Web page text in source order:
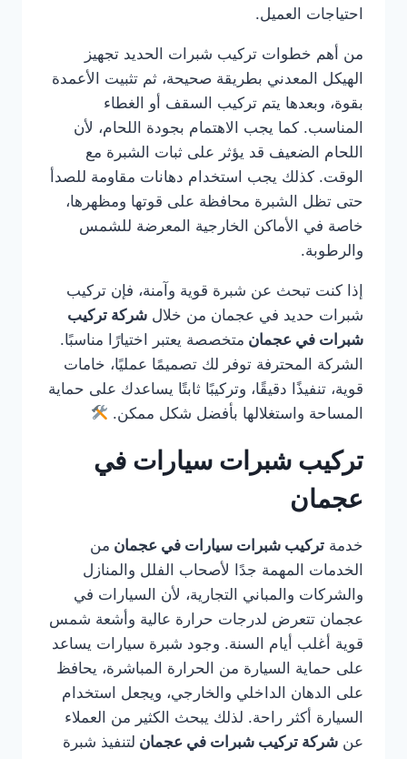
احتياجات العميل.
من أهم خطوات تركيب شبرات الحديد تجهيز
الهيكل المعدني بطريقة صحيحة، ثم تثبيت الأعمدة
بقوة، وبعدها يتم تركيب السقف أو الغطاء
المناسب. كما يجب الاهتمام بجودة اللحام، لأن
اللحام الضعيف قد يؤثر على ثبات الشبرة مع
الوقت. كذلك يجب استخدام دهانات مقاومة للصدأ
حتى تظل الشبرة محافظة على قوتها ومظهرها،
خاصة في الأماكن الخارجية المعرضة للشمس
والرطوبة.
إذا كنت تبحث عن شبرة قوية وآمنة، فإن تركيب
شبرات حديد في عجمان من خلال شركة تركيب
شبرات في عجمان متخصصة يعتبر اختيارًا مناسبًا.
الشركة المحترفة توفر لك تصميمًا عمليًا، خامات
قوية، تنفيذًا دقيقًا، وتركيبًا ثابتًا يساعدك على حماية
المساحة واستغلالها بأفضل شكل ممكن.
تركيب شبرات سيارات في
عجمان
خدمة تركيب شبرات سيارات في عجمان من
الخدمات المهمة جدًا لأصحاب الفلل والمنازل
والشركات والمباني التجارية، لأن السيارات في
عجمان تتعرض لدرجات حرارة عالية وأشعة شمس
قوية أغلب أيام السنة. وجود شبرة سيارات يساعد
على حماية السيارة من الحرارة المباشرة، يحافظ
على الدهان الداخلي والخارجي، ويجعل استخدام
السيارة أكثر راحة. لذلك يبحث الكثير من العملاء
عن شركة تركيب شبرات في عجمان لتنفيذ شبرة